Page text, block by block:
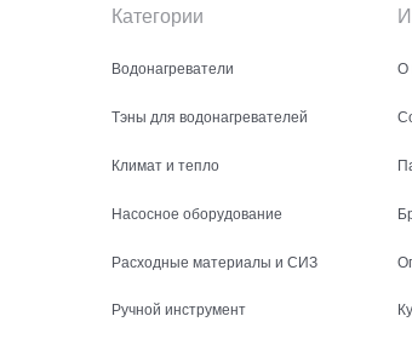
Категории
Водонагреватели
Тэны для водонагревателей
Климат и тепло
Насосное оборудование
Расходные материалы и СИЗ
Ручной инструмент
О